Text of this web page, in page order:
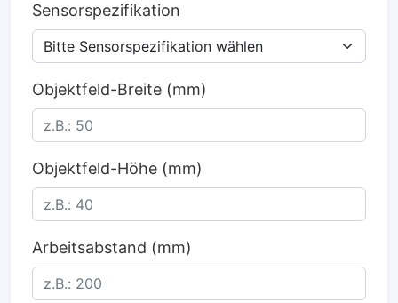
Sensorspezifikation
Objektfeld-Breite (mm)
Objektfeld-Höhe (mm)
Arbeitsabstand (mm)